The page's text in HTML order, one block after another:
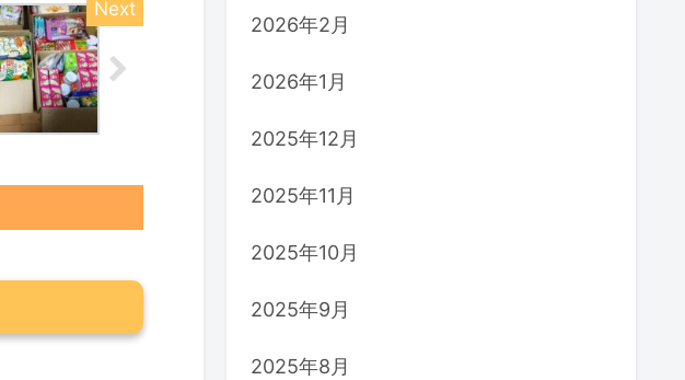
2026年2月
2026年1月
2025年12月
2025年11月
2025年10月
2025年9月
2025年8月